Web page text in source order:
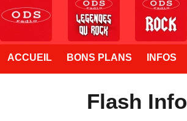
ACCUEIL BONS PLANS INFOS
Flash Info